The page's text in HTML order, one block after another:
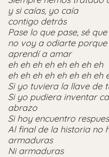
y si caías, yo caía
contigo detrás
Pase lo que pase, sé
no voy a odiarte porque
aprendí a amar
eh eh eh eh eh eh eh eh
eh eh eh eh eh eh eh eh
Si yo tuviera la llave de
Si yo pudiera inventar
abrazo
Si hoy encuentro
Al final de la historia no
armaduras
Ni armaduras